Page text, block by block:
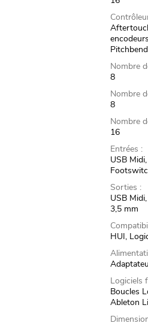
Nombre
8
Nombre
8
Nombre
16
Entrées :
USB
Sorties :
USB
3,5 mm
HUI,
Logiciels
Boucles
Ableton